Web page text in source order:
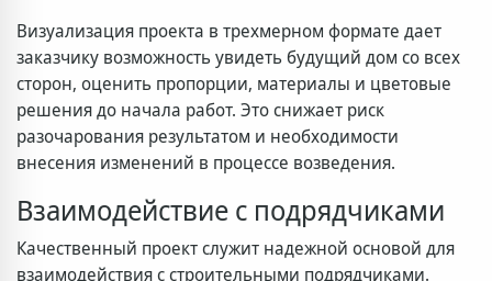
Визуализация проекта в трехмерном формате дает
заказчику возможность увидеть будущий дом со всех
сторон, оценить пропорции, материалы и цветовые
решения до начала работ. Это снижает риск
разочарования результатом и необходимости
внесения изменений в процессе возведения.
Взаимодействие с подрядчиками
Качественный проект служит надежной основой для
взаимодействия с строительными подрядчиками.